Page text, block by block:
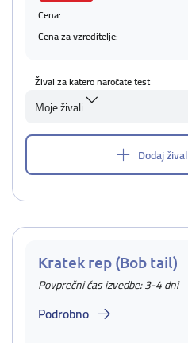
Cena:
Cena za vzreditelje:
Žival za katero naročate test
Moje živali
Dodaj žival
Kratek rep (Bob tail)
Povprečni čas izvedbe: 3-4 dni
Podrobno